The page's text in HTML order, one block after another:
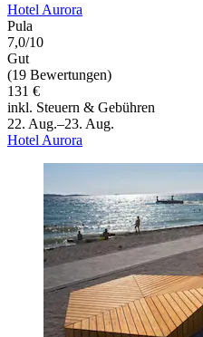
Hotel Aurora
Pula
7,0/10
Gut
(19 Bewertungen)
131 €
inkl. Steuern & Gebühren
22. Aug.–23. Aug.
Hotel Aurora